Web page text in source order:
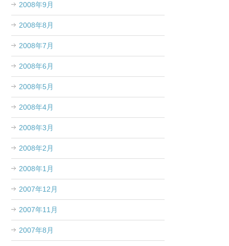
2008年9月
2008年8月
2008年7月
2008年6月
2008年5月
2008年4月
2008年3月
2008年2月
2008年1月
2007年12月
2007年11月
2007年8月